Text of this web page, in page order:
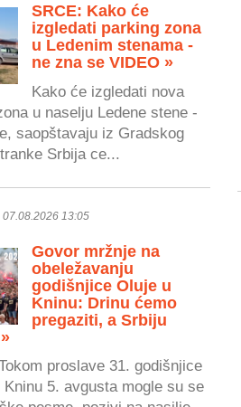
SRCE: Kako će
izgledati parking zona
u Ledenim stenama -
ne zna se VIDEO »
Kako će izgledati nova
u naselju Ledene stene -
saopštavaju iz Gradskog
Srbija ce...
07.08.2026 13:05
Govor mržnje na
obeležavanju
godišnjice Oluje u
Kninu: Drinu ćemo
pregaziti, a Srbiju
proslave 31. godišnjice
Kninu 5. avgusta mogle su se